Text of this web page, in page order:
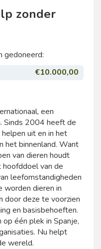
zonder
gedoneerd:
€10.000,00
een
Sinds 2004 heeft de
uit en in het
het binnenland. Want
van dieren houdt
van de
leefomstandigheden
worden dieren in
door deze te voorzien
en basisbehoeften.
één plek in Spanje,
Nu helpt
wereld.